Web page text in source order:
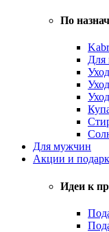
По
Для
Для мужчин
Акции и
Идеи к